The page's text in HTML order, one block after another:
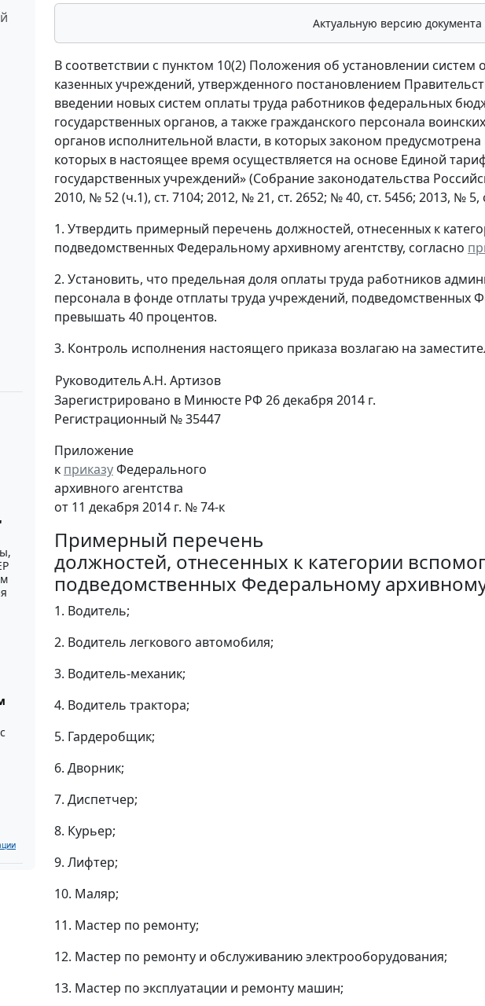
Актуальную версию документа
В соответствии с пунктом 10(2) Положения об установлении
казенных учреждений, утвержденного постановлением
введении новых систем оплаты труда работников федеральных
государственных органов, а также гражданского персонала
органов исполнительной власти, в которых законом
которых в настоящее время осуществляется на основе Единой
государственных учреждений» (Собрание законодательства
2010, № 52 (ч.1), ст. 7104; 2012, № 21, ст. 2652; № 40, ст. 5456; 2013, №
1. Утвердить примерный перечень должностей, отнесенных к
подведомственных Федеральному архивному агентству, согласно
2. Установить, что предельная доля оплаты труда работников
персонала в фонде отплаты труда учреждений, подведомственных
превышать 40 процентов.
3. Контроль исполнения настоящего приказа возлагаю на
РуководительА.Н. Артизов
Зарегистрировано в Минюсте РФ 26 декабря 2014 г.
Регистрационный № 35447
Приложение
к приказуФедерального
архивного агентства
от 11 декабря 2014 г. № 74-к
Примерный перечень
должностей, отнесенных к категории
подведомственных Федеральному архивному
1. Водитель;
2. Водитель легкового автомобиля;
3. Водитель-механик;
4. Водитель трактора;
5. Гардеробщик;
6. Дворник;
7. Диспетчер;
8. Курьер;
9. Лифтер;
10. Маляр;
11. Мастер по ремонту;
12. Мастер по ремонту и обслуживанию электрооборудования;
13. Мастер по эксплуатации и ремонту машин;